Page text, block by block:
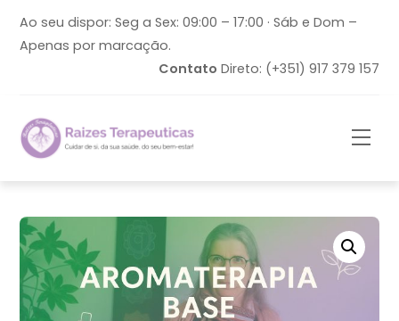
content
Ao seu dispor: Seg a Sex: 09:00 – 17:00 · Sáb e Dom –
Apenas por marcação.
Contato Direto: (+351) 917 379 157